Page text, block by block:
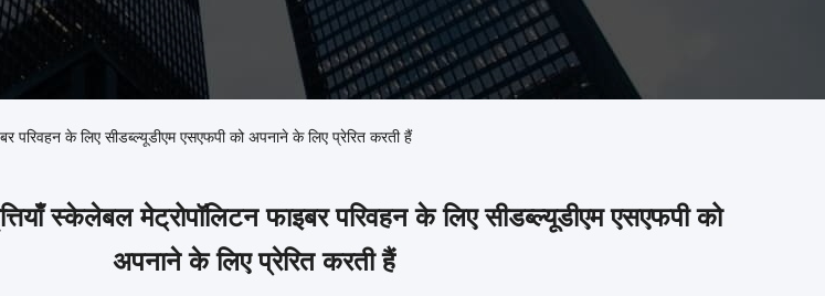
परिवहन के लिए सीडब्ल्यूडीएम एसएफपी को अपनाने के लिए प्रेरित करती हैं
स्केलेबल मेट्रोपॉलिटन फाइबर परिवहन के लिए सीडब्ल्यूडीएम एसएफपी को
अपनाने के लिए प्रेरित करती हैं